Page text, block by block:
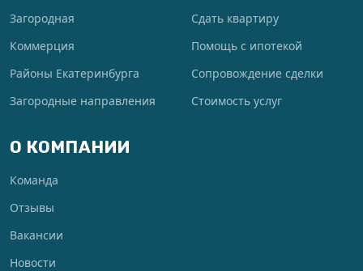
Загородная
Коммерция
Районы Екатеринбурга
Загородные направления
Сдать квартиру
Помощь с ипотекой
Сопровождение сделки
Стоимость услуг
О КОМПАНИИ
Команда
Отзывы
Вакансии
Новости